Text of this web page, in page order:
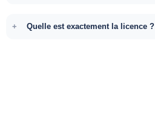
Quelle est exactement la licence ?